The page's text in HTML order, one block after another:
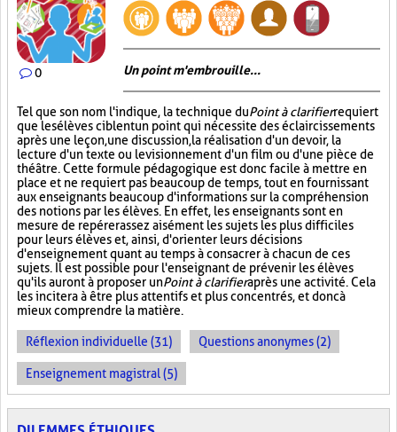
0 Un point m'embrouille...
Tel que son nom l'indique, la technique duPoint à clarifierrequiert
que les élèves ciblent un point qui nécessite des éclaircissements
après une leçon, une discussion, la réalisation d'un devoir, la
lecture d'un texte ou le visionnement d'un film ou d'une pièce de
théâtre. Cette formule pédagogique est donc facile à mettre en
place et ne requiert pas beaucoup de temps, tout en fournissant
aux enseignants beaucoup d'informations sur la compréhension
des notions par les élèves. En effet, les enseignants sont en
mesure de repérer assez aisément les sujets les plus difficiles
pour leurs élèves et, ainsi, d'orienter leurs décisions
d'enseignement quant au temps à consacrer à chacun de ces
sujets. Il est possible pour l'enseignant de prévenir les élèves
qu'ils auront à proposer unPoint à clarifieraprès une activité. Cela
les incitera à être plus attentifs et plus concentrés, et donc à
mieux comprendre la matière.
Réflexion individuelle (31) Questions anonymes (2)
Enseignement magistral (5)